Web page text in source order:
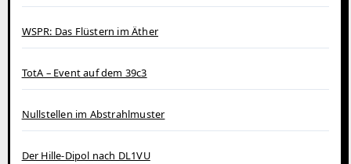
WSPR: Das Flüstern im Äther
TotA – Event auf dem 39c3
Nullstellen im Abstrahlmuster
Der Hille-Dipol nach DL1VU